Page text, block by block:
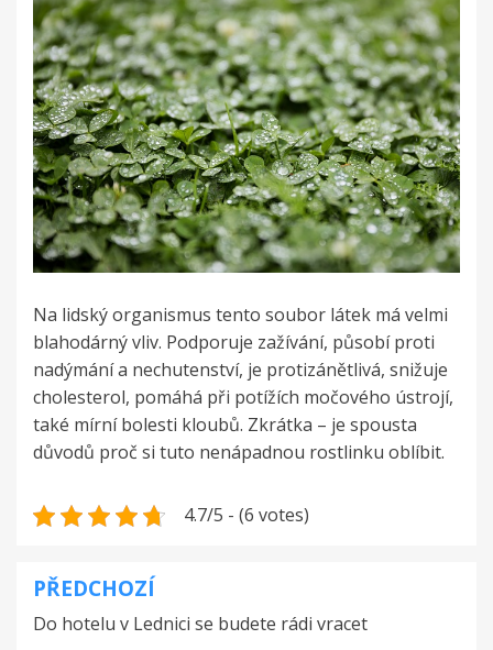
Na lidský organismus tento soubor látek má velmi
blahodárný vliv. Podporuje zažívání, působí proti
nadýmání a nechutenství, je protizánětlivá, snižuje
cholesterol, pomáhá při potížích močového ústrojí,
také mírní bolesti kloubů. Zkrátka – je spousta
důvodů proč si tuto nenápadnou rostlinku oblíbit.
4.7/5 - (6 votes)
Navigace
pro
PŘEDCHOZÍ
Do hotelu v Lednici se budete rádi vracet